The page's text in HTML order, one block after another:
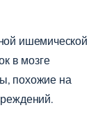
ишемической
в мозге
похожие на